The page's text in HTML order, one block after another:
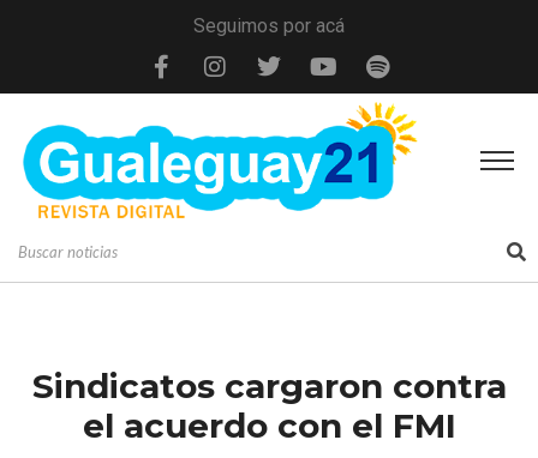
Seguimos por acá
Sindicatos cargaron contra
el acuerdo con el FMI